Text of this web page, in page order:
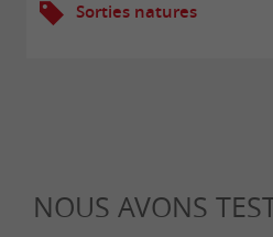
Sorties natures
NOUS AVONS